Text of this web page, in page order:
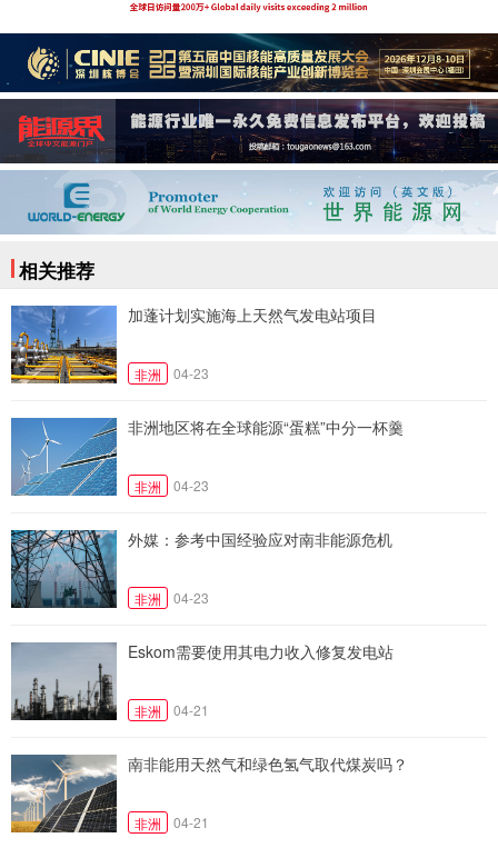
相关推荐
加蓬计划实施海上天然气发电站项目
非洲 04-23
非洲地区将在全球能源“蛋糕”中分一杯羹
非洲 04-23
外媒：参考中国经验应对南非能源危机
非洲 04-23
Eskom需要使用其电力收入修复发电站
非洲 04-21
南非能用天然气和绿色氢气取代煤炭吗？
非洲 04-21